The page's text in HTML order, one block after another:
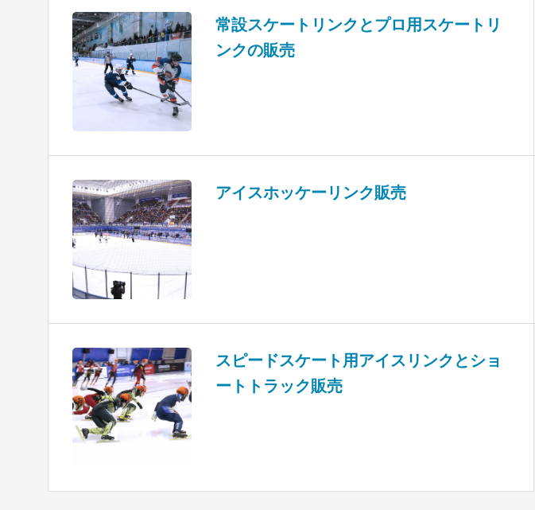
常設スケートリンクとプロ用スケートリ
ンクの販売
アイスホッケーリンク販売
スピードスケート用アイスリンクとショ
ートトラック販売